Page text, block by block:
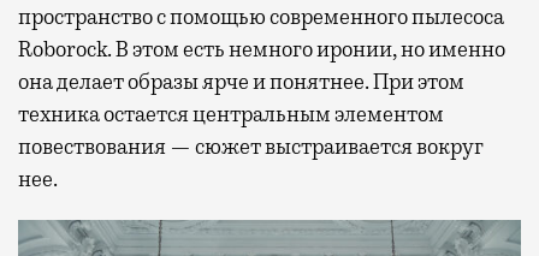
пространство с помощью современного пылесоса
Roborock. В этом есть немного иронии, но именно
она делает образы ярче и понятнее. При этом
техника остается центральным элементом
повествования — сюжет выстраивается вокруг
нее.